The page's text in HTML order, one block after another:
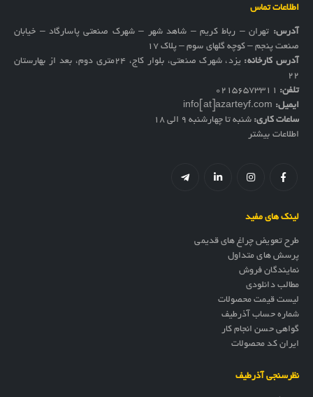
اطلاعات تماس
آدرس: تهران – رباط کریم – شاهد شهر – شهرک صنعتی پاسارگاد – خیابان
صنعت پنجم – کوچه گلهای سوم – پلاک 17
آدرس کارخانه:
یزد، شهرک صنعتی، بلوار کاج، ۲۴متری دوم، بعد از بهارستان
۲۲
تلفن: 02156573311
ایمیل: info[at]azarteyf.com
ساعات کاری: شنبه تا چهارشنبه 9 الی 18
اطلاعات بیشتر
لینک های مفید
طرح تعویض چراغ های قدیمی
پرسش های متداول
نمایندگان فروش
مطالب دانلودی
لیست قیمت محصولات
شماره حساب آذرطیف
گواهی حسن انجام کار
ایران کد محصولات
نظرسنجی آذرطیف